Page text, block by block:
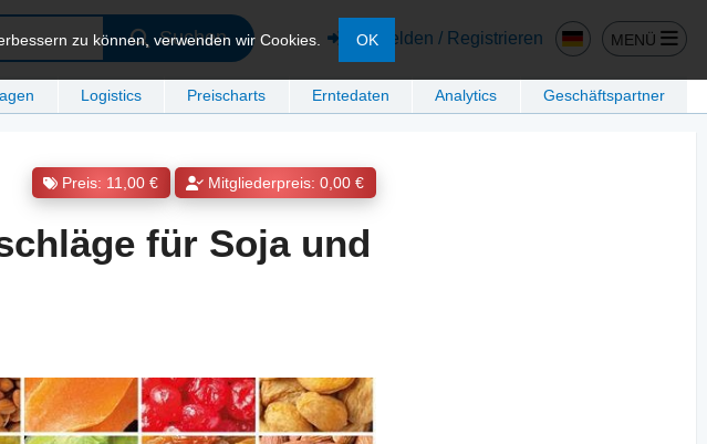
Suchen Anmelden / Registrieren MENÜ
Logistics Preischarts Erntedaten Analytics Geschäftspartner
zu können, verwenden wir Cookies. OK
Preis: 11,00 € Mitgliederpreis: 0,00 €
für Soja und